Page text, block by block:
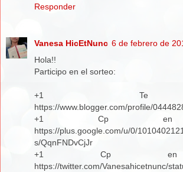
Responder
Vanesa HicEtNunc 6 de febrero de
Hola!!
Participo en el sorteo:
+1 Te
https://www.blogger.com/profile/
+1 Cp en
https://plus.google.com/u/0/
s/QqnFNDvCjJr
+1 Cp en
https://twitter.com/Vanesahicetnunc/